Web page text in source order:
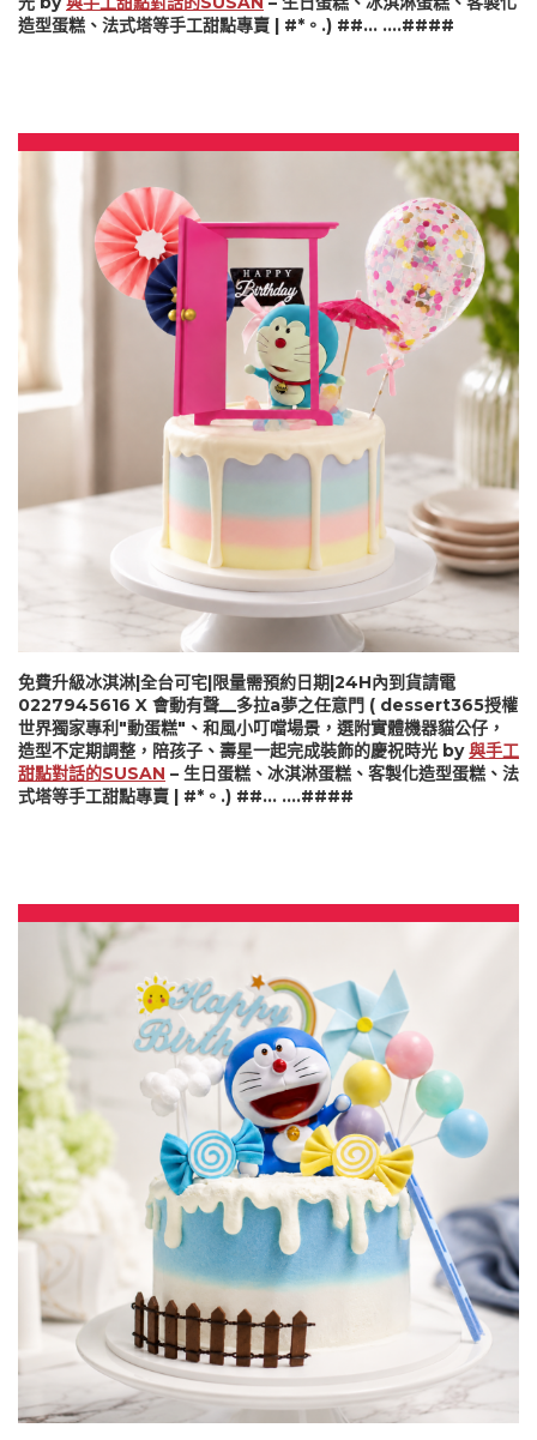
造型蛋糕、法式塔等手工甜點專賣 | #*。.) ##… ….####
免費升級冰淇淋|全台可宅|限量需預約日期|24H內到貨請電
0227945616 X 會動有聲__多拉a夢之任意門 ( dessert365授權
世界獨家專利"動蛋糕"、和風小叮噹場景，選附實體機器貓公仔，
造型不定期調整，陪孩子、壽星一起完成裝飾的慶祝時光 by與手工
甜點對話的SUSAN – 生日蛋糕、冰淇淋蛋糕、客製化造型蛋糕、法
式塔等手工甜點專賣 | #*。.) ##… ….####